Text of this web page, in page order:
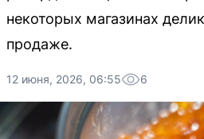
некоторых магазинах
продаже.
12 июня, 2026, 06:55 6